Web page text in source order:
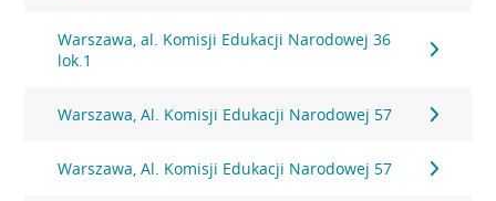
Warszawa, al. Komisji Edukacji Narodowej 36
lok.1
Warszawa, Al. Komisji Edukacji Narodowej 57
Warszawa, Al. Komisji Edukacji Narodowej 57